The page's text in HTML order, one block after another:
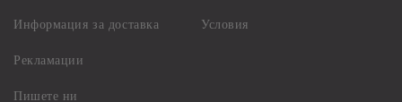
Информация за доставка
Рекламации
Пишете ни
Условия